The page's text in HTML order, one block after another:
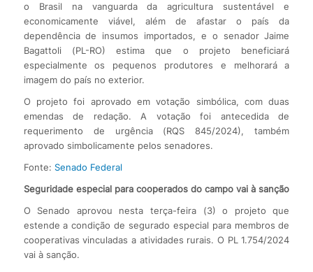
o Brasil na vanguarda da agricultura sustentável e
economicamente viável, além de afastar o país da
dependência de insumos importados, e o senador Jaime
Bagattoli (PL-RO) estima que o projeto beneficiará
especialmente os pequenos produtores e melhorará a
imagem do país no exterior.
O projeto foi aprovado em votação simbólica, com duas
emendas de redação. A votação foi antecedida de
requerimento de urgência (RQS 845/2024), também
aprovado simbolicamente pelos senadores.
Fonte: Senado Federal
Seguridade especial para cooperados do campo vai à sanção
O Senado aprovou nesta terça-feira (3) o projeto que
estende a condição de segurado especial para membros de
cooperativas vinculadas a atividades rurais. O PL 1.754/2024
vai à sanção.